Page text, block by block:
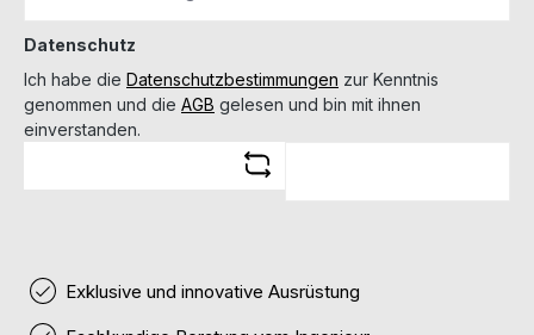
Datenschutz
Ich habe die Datenschutzbestimmungen zur Kenntnis
genommen und die AGB gelesen und bin mit ihnen
einverstanden.
Exklusive und innovative Ausrüstung